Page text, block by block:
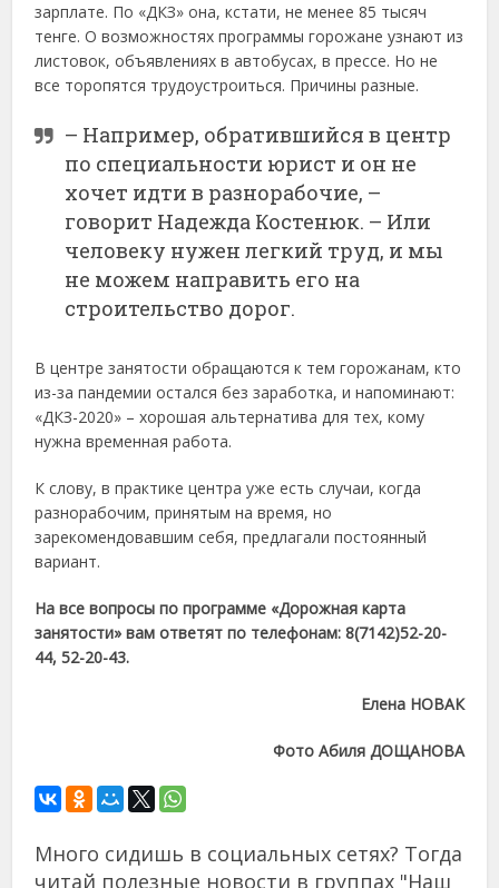
зарплате. По «ДКЗ» она, кстати, не менее 85 тысяч
тенге. О возможностях программы горожане узнают из
листовок, объявлениях в автобусах, в прессе. Но не
все торопятся трудоустроиться. Причины разные.
– Например, обратившийся в центр
по специальности юрист и он не
хочет идти в разнорабочие, –
говорит Надежда Костенюк. – Или
человеку нужен легкий труд, и мы
не можем направить его на
строительство дорог.
В центре занятости обращаются к тем горожанам, кто
из-за пандемии остался без заработка, и напоминают:
«ДКЗ-2020» – хорошая альтернатива для тех, кому
нужна временная работа.
К слову, в практике центра уже есть случаи, когда
разнорабочим, принятым на время, но
зарекомендовавшим себя, предлагали постоянный
вариант.
На все вопросы по программе «Дорожная карта
занятости» вам ответят по телефонам: 8(7142)52-20-
44, 52-20-43.
Елена НОВАК
Фото Абиля ДОЩАНОВА
Много сидишь в социальных сетях? Тогда
читай полезные новости в группах "Наш